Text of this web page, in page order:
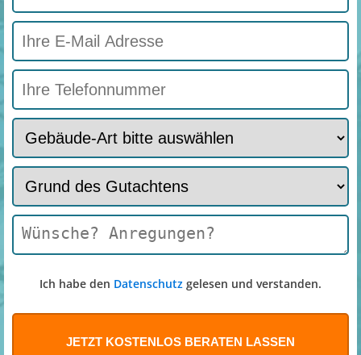
Ich habe den Datenschutz gelesen und verstanden.